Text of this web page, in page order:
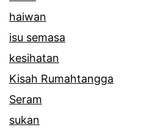
haiwan
isu semasa
kesihatan
Kisah Rumahtangga
Seram
sukan